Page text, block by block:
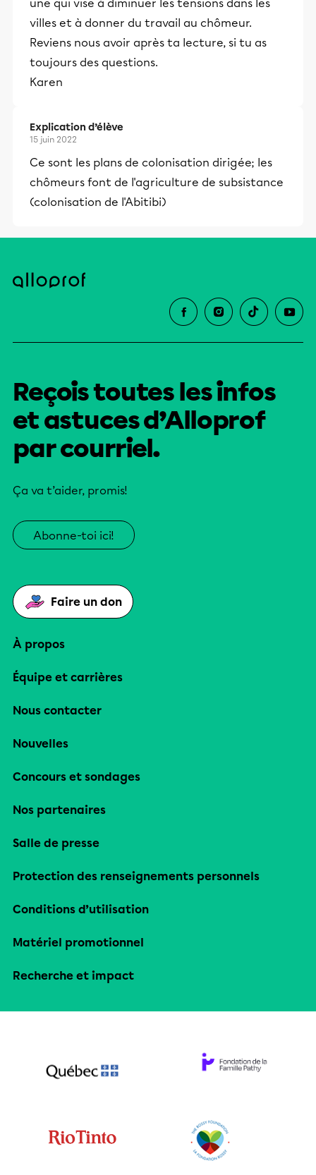
une qui vise à diminuer les tensions dans les
villes et à donner du travail au chômeur.
Reviens nous avoir après ta lecture, si tu as
toujours des questions.
Karen
Explication d’élève
15 juin 2022
Ce sont les plans de colonisation dirigée; les
chômeurs font de l'agriculture de subsistance
(colonisation de l'Abitibi)
Reçois toutes les infos
et astuces d’Alloprof
par courriel.
Ça va t’aider, promis!
Abonne-toi ici!
Faire un don
À propos
Équipe et carrières
Nous contacter
Nouvelles
Concours et sondages
Nos partenaires
Salle de presse
Protection des renseignements personnels
Conditions d’utilisation
Matériel promotionnel
Recherche et impact